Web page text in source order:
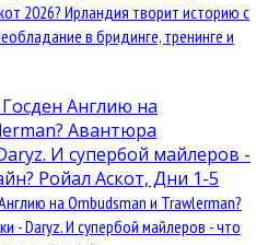
2026? Ирландия творит историю с
в бридинге, тренинге и
на Ombudsman и Trawlerman?
- Daryz. И супербой майлеров - что